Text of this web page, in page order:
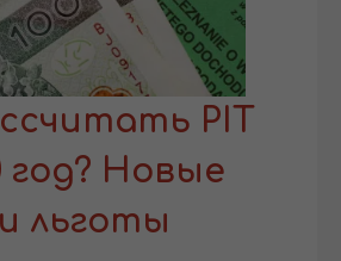
PIT
год? Новые
льготы